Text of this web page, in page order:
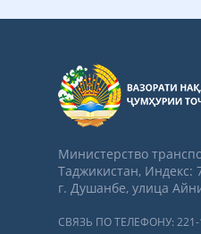
Министерство
Таджикистан, Индекс:
г. Душанбе, улица
СВЯЗЬ ПО ТЕЛЕФОНУ: 221-